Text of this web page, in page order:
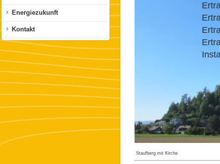
Energiezukunft
Kontakt
Staufberg mit Kirche